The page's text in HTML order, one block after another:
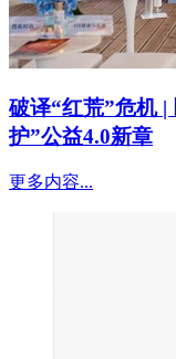
破译“红荒”危机 |
护”公益4.0新章
更多内容...